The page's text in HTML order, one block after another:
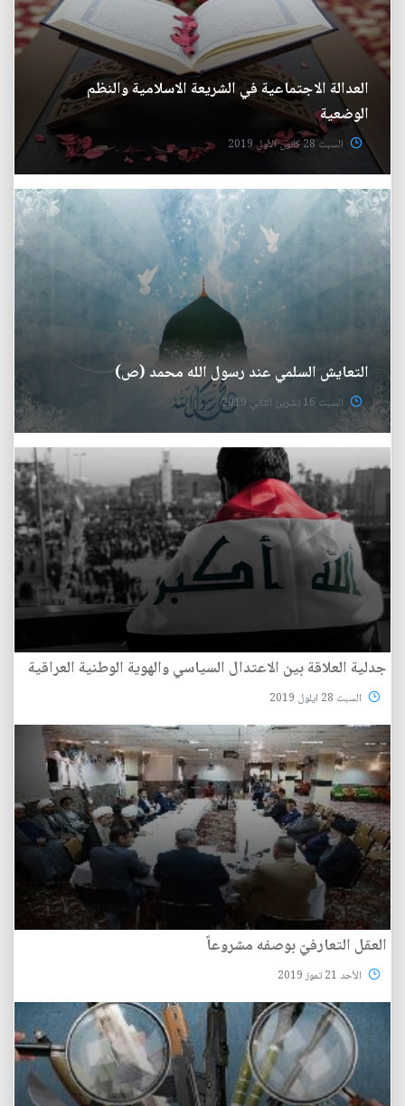
العدالة الاجتماعية في الشريعة الاسلامية والنظم
الوضعية
السبت 28 كانون الأول 2019
التعايش السلمي عند رسول الله محمد (ص)
السبت 16 تشرين الثاني 2019
جدلية العلاقة بين الاعتدال السياسي والهوية الوطنية العراقية
السبت 28 ايلول 2019
العقل التعارفيّ بوصفه مشروعاً
الأحد 21 تموز 2019